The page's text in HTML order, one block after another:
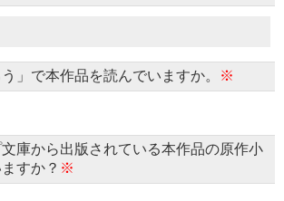
」で本作品を読んでいますか。 ※
庫から出版されている本作品の原作小
すか？ ※